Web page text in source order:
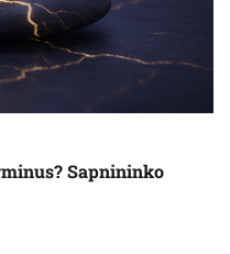
Sapnininko